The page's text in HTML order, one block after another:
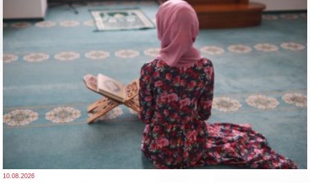
10.08.2026